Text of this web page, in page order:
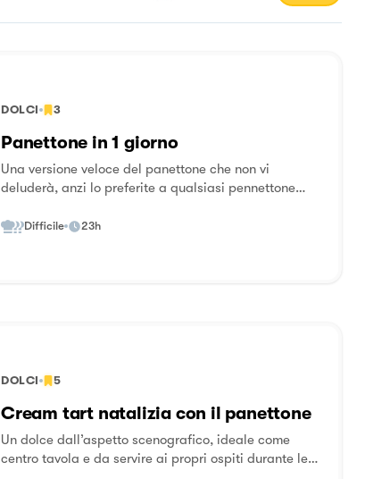
DOLCI 3
Panettone in 1 giorno
Una versione veloce del panettone che non vi
deluderà, anzi lo preferite a qualsiasi pennettone
Difficile 23h
DOLCI 5
Cream tart natalizia con il panettone
Un dolce dall’aspetto scenografico, ideale come
centro tavola e da servire ai propri ospiti durante le